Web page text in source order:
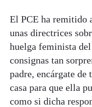
El PCE ha remitido
unas directrices
huelga feminista
consignas tan
padre, encárgate
casa para que ella
como si dicha